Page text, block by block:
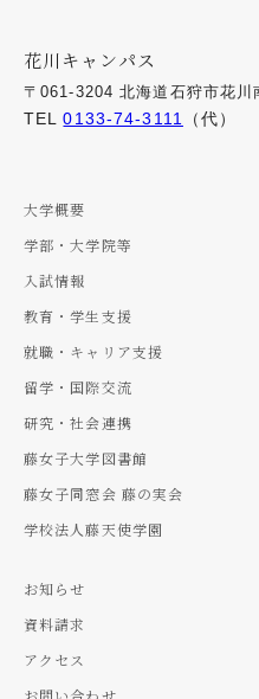
花川キャンパス
〒061-3204 北海道石狩市花川
TEL0133-74-3111 （代）
大学概要
学部・大学院等
入試情報
教育・学生支援
就職・キャリア支援
留学・国際交流
研究・社会連携
藤女子大学図書館
藤女子同窓会 藤の実会
学校法人藤天使学園
お知らせ
資料請求
アクセス
お問い合わせ